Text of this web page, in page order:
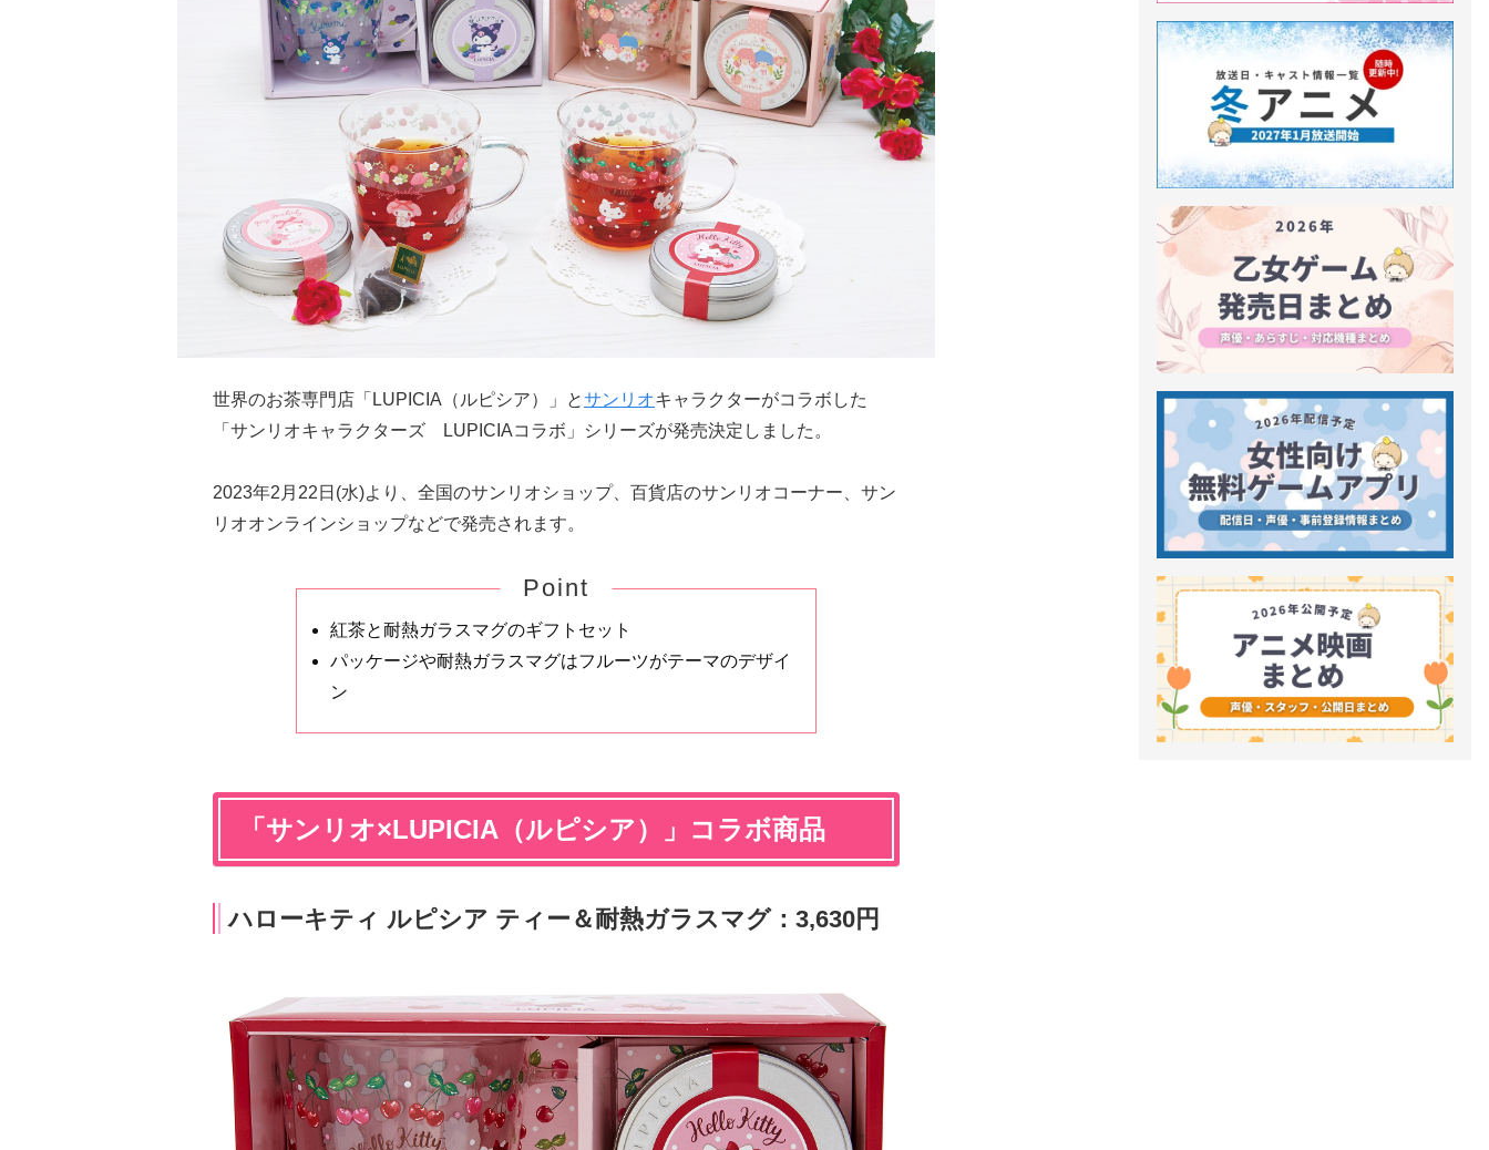
世界のお茶専門店「LUPICIA（ルピシア）」とサンリオキャラクターがコラボした
「サンリオキャラクターズ LUPICIAコラボ」シリーズが発売決定しました。
2023年2月22日(水)より、全国のサンリオショップ、百貨店のサンリオコーナー、サン
リオオンラインショップなどで発売されます。
Point
紅茶と耐熱ガラスマグのギフトセット
パッケージや耐熱ガラスマグはフルーツがテーマのデザイ
ン
「サンリオ×LUPICIA（ルピシア）」コラボ商品
ハローキティ ルピシア ティー＆耐熱ガラスマグ：3,630円